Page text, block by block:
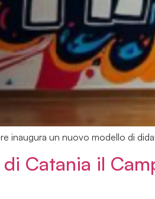
inaugura un nuovo modello di
Catania il